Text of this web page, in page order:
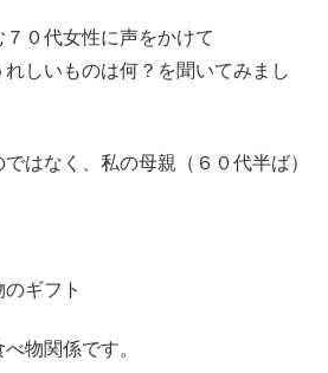
０代女性に声をかけて
しいものは何？を聞いてみまし
はなく、私の母親（６０代半ば）
ギフト
物関係です。